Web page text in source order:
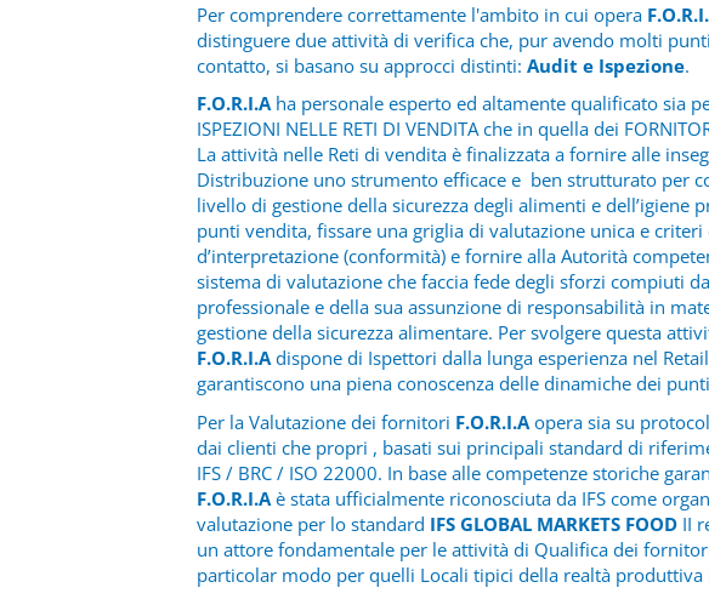
Per comprendere correttamente l'ambito in cui opera
distinguere due attività di verifica che, pur avendo molti
contatto, si basano su approcci distinti: Audit e Ispezione.
F.O.R.I.A ha personale esperto ed altamente qualificato sia
ISPEZIONI NELLE RETI DI VENDITA che in quella dei
La attività nelle Reti di vendita è finalizzata a fornire alle
Distribuzione uno strumento efficace e ben strutturato per
livello di gestione della sicurezza degli alimenti e dell’igiene
punti vendita, fissare una griglia di valutazione unica e criteri
d’interpretazione (conformità) e fornire alla Autorità
sistema di valutazione che faccia fede degli sforzi compiuti
professionale e della sua assunzione di responsabilità in
gestione della sicurezza alimentare. Per svolgere questa
F.O.R.I.Adispone di Ispettori dalla lunga esperienza nel
garantiscono una piena conoscenza delle dinamiche dei
Per la Valutazione dei fornitori F.O.R.I.A opera sia su
dai clienti che propri , basati sui principali standard di
IFS / BRC / ISO 22000. In base alle competenze storiche
F.O.R.I.A è stata ufficialmente riconosciuta da IFS come
valutazione per lo standard IFS GLOBAL MARKETS FOOD II
un attore fondamentale per le attività di Qualifica dei
particolar modo per quelli Locali tipici della realtà produttiva